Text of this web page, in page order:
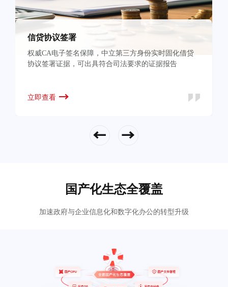
信贷协议签署
权威CA电子签名保障，中立第三方身份实时固化借贷
协议签署证据，可出具符合司法要求的证据报告
立即查看
国产化生态全覆盖
加速政府与企业信息化和数字化办公的转型升级